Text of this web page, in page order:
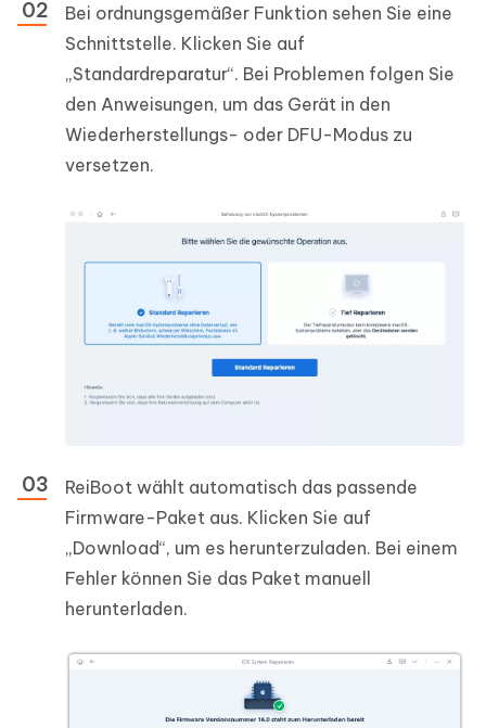
Bei ordnungsgemäßer Funktion sehen Sie eine
Schnittstelle. Klicken Sie auf
„Standardreparatur“. Bei Problemen folgen Sie
den Anweisungen, um das Gerät in den
Wiederherstellungs- oder DFU-Modus zu
versetzen.
ReiBoot wählt automatisch das passende
Firmware-Paket aus. Klicken Sie auf
„Download“, um es herunterzuladen. Bei einem
Fehler können Sie das Paket manuell
herunterladen.